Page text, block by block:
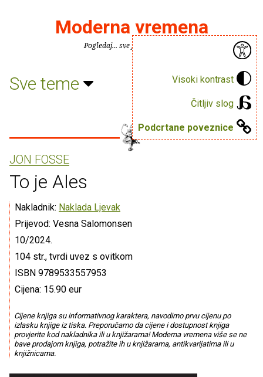
Visoki kontrast
Čitljiv slog
Podcrtane poveznice
Moderna vremena
Pogledaj... sve je puno knjiga.
Sve teme
JON FOSSE
To je Ales
Nakladnik: Naklada Ljevak
Prijevod: Vesna Salomonsen
10/2024.
104 str., tvrdi uvez s ovitkom
ISBN 9789533557953
Cijena: 15.90 eur
Cijene knjiga su informativnog karaktera, navodimo prvu cijenu po
izlasku knjige iz tiska. Preporučamo da cijene i dostupnost knjiga
provjerite kod nakladnika ili u knjižarama! Moderna vremena više se ne
bave prodajom knjiga, potražite ih u knjižarama, antikvarijatima ili u
knjižnicama.